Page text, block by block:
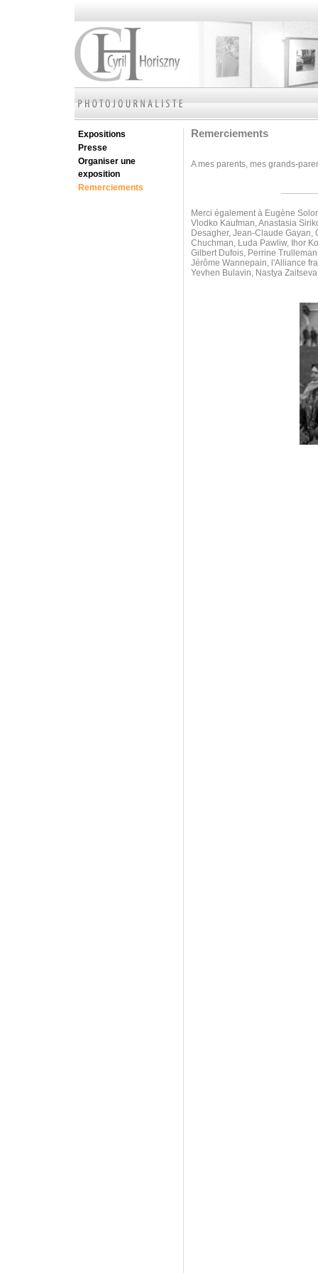
Expositions
Presse
Organiser une
exposition
Remerciements
Remerciements
A mes parents, mes grands-
Merci également à Eugène
Vlodko Kaufman, Anastasia
Desagher, Jean-Claude Gayan,
Chuchman, Luda Pawliw, Ihor
Gilbert Dufois, Perrine
Jérôme Wannepain, l'Alliance
Yevhen Bulavin, Nastya